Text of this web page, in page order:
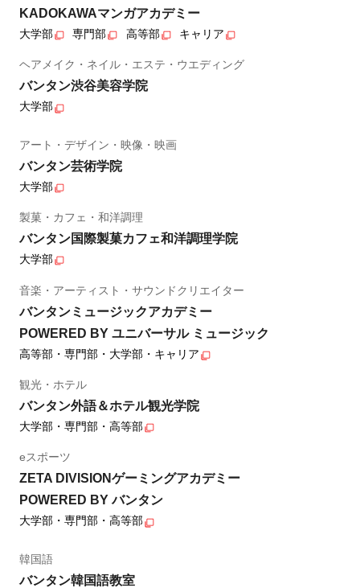
KADOKAWAマンガアカデミー
大学部 専門部 高等部 キャリア
ヘアメイク・ネイル・エステ・ウエディング
バンタン渋谷美容学院
大学部
アート・デザイン・映像・映画
バンタン芸術学院
大学部
製菓・カフェ・和洋調理
バンタン国際製菓カフェ和洋調理学院
大学部
音楽・アーティスト・サウンドクリエイター
バンタンミュージックアカデミー
POWERED BY ユニバーサル ミュージック
高等部・専門部・大学部・キャリア
観光・ホテル
バンタン外語＆ホテル観光学院
大学部・専門部・高等部
eスポーツ
ZETA DIVISIONゲーミングアカデミー
POWERED BY バンタン
大学部・専門部・高等部
韓国語
バンタン韓国語教室